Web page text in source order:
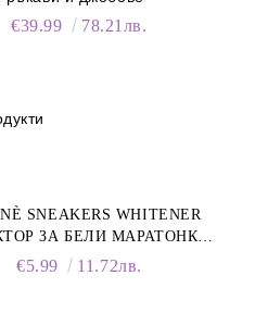
€39.99 78.21лв.
SNEAKERS WHITENER
ЗА БЕЛИ МАРАТОНКИ,
€5.99 11.72лв.